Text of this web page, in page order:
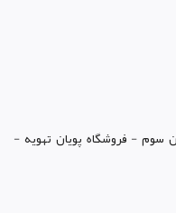
- فروشگاه پويان تهويه -